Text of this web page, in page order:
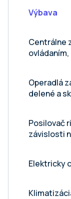
Výbava
Centrálne
Operadlá
delené a
Posilovač
závislosti
Elektricky